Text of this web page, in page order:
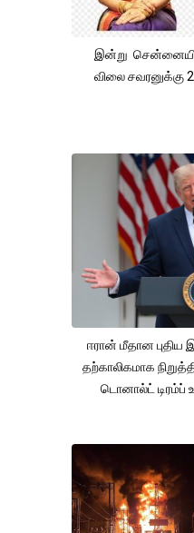
இன்று
விலை சவரனுக்கு
ஈரான் மீதான
தற்காலிகமாக
டொனால்ட் டிரம்ப்